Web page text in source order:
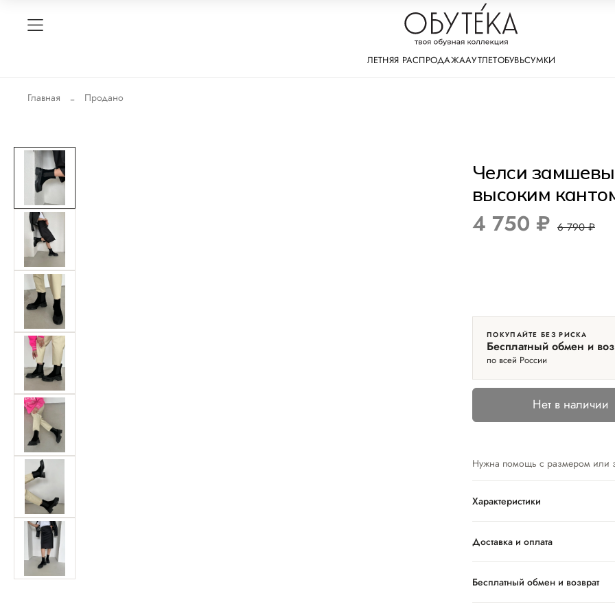
ЛЕТНЯЯ РАСПРОДАЖААУТЛЕТОБУВЬСУМКИ
Главная Продано
Челси
высоким
4 750 ₽ 6 790 ₽
ПОКУПАЙТЕ БЕЗ РИСКА
Бесплатный обмен и
по всей России
Нет в наличии
Нужна помощь с размером или
Характеристики
Доставка и оплата
Бесплатный обмен и возврат